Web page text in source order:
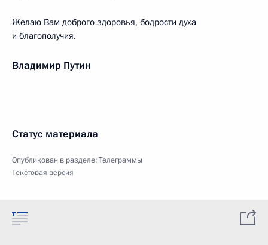
Желаю Вам доброго здоровья, бодрости духа
и благополучия.
Владимир Путин
Статус материала
Опубликован в разделе:Телеграммы
Текстовая версия